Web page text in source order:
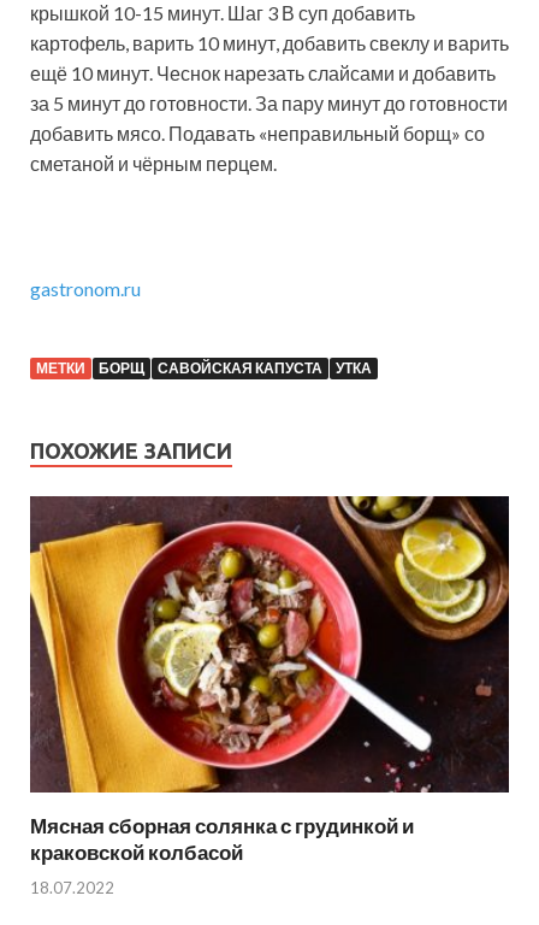
крышкой 10-15 минут. Шаг 3 В суп добавить
картофель, варить 10 минут, добавить свеклу и варить
ещё 10 минут. Чеснок нарезать слайсами и добавить
за 5 минут до готовности. За пару минут до готовности
добавить мясо. Подавать «неправильный борщ» со
сметаной и чёрным перцем.
gastronom.ru
МЕТКИ БОРЩ САВОЙСКАЯ КАПУСТА УТКА
ПОХОЖИЕ ЗАПИСИ
Мясная сборная солянка с грудинкой и
краковской колбасой
18.07.2022